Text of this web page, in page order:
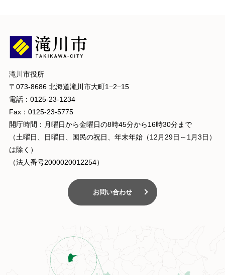
滝川市役所
〒073-8686 北海道滝川市大町1−2−15
電話：0125-23-1234
Fax：0125-23-5775
開庁時間：月曜日から金曜日の8時45分から16時30分まで
（土曜日、日曜日、国民の祝日、年末年始（12月29日～1月3日）
は除く）
（法人番号2000020012254）
お問い合わせ